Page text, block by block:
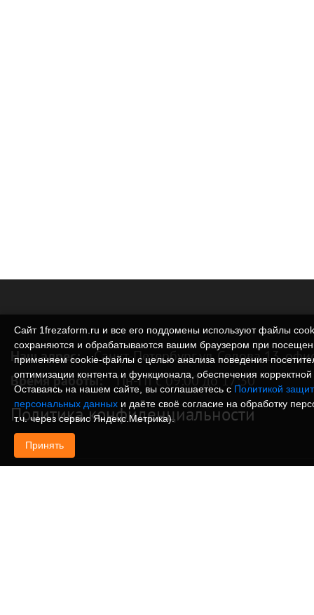
Наш адрес: Санкт-Петербург ул. Седова 13,
Время работы: Пн-Пт с 09:00 до 17:30
Политика конфиденциальности
Сайт 1frezaform.ru и все его поддомены используют файлы
сохраняются и обрабатываются вашим браузером при
применяем cookie‑файлы с целью анализа поведения
оптимизации контента и функционала, обеспечения
Оставаясь на нашем сайте, вы соглашаетесь с Политикой
персональных данных и даёте своё согласие на обработку
т.ч. через сервис Яндекс.Метрика).
Принять